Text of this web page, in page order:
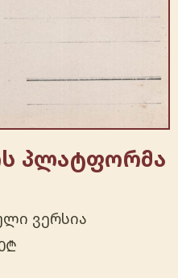
პლატფორმა
ვერსია
₾